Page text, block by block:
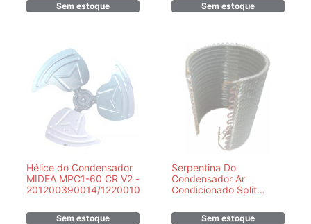
Sem estoque Sem estoque
Hélice do Condensador
MIDEA MPC1-60 CR V2 -
201200390014/12200104000003
Sem estoque
Serpentina Do
Condensador Ar
Condicionado Split
18000 Btus - COBRE
Sem estoque